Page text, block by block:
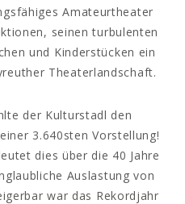
Amateurtheater
seinen turbulenten
und Kinderstücken ein
Theaterlandschaft.
der Kulturstadl den
3.640sten Vorstellung!
dies über die 40 Jahre
Auslastung von
war das Rekordjahr